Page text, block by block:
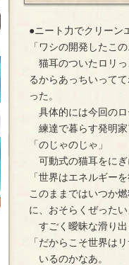
●ニート力でクリーン
「ワシの開発したこ
猫耳のついたロリっ
るからあっちいって
った。
具体的には今回のロ
練達で暮らす発明家
「のじゃのじゃ」
可動式の猫耳をにぎ
「世界はエネルギー
このままではいつか
に、おそらくぜったい
すごく曖昧な滑り出
「だからこそ世界は
いるのかなあ。